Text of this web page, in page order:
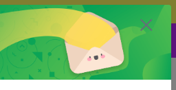
při nákupu nad 3000Kč
0 Kč